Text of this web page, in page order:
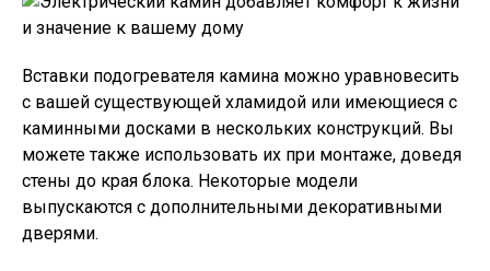
Вставки подогревателя камина можно уравновесить
с вашей существующей хламидой или имеющиеся с
каминными досками в нескольких конструкций. Вы
можете также использовать их при монтаже, доведя
стены до края блока. Некоторые модели
выпускаются с дополнительными декоративными
дверями.